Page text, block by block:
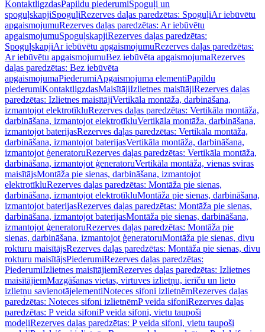
KontaktligzdasPapildu piederumiSpoguļi un
spoguļskapjiSpoguļiRezerves daļas paredzētas: SpoguļiAr iebūvētu
apgaismojumuRezerves daļas paredzētas: Ar iebūvētu
apgaismojumuSpoguļskapjiRezerves daļas paredzētas:
SpoguļskapjiAr iebūvētu apgaismojumuRezerves daļas paredzētas:
Ar iebūvētu apgaismojumuBez iebūvēta apgaismojumaRezerves
daļas paredzētas: Bez iebūvēta
apgaismojumaPiederumiApgaismojuma elementiPapildu
piederumiKontaktligzdasMaisītājiIzlietnes maisītājiRezerves daļas
paredzētas: Izlietnes maisītājiVertikāla montāža, darbināšana,
izmantojot elektrotīkluRezerves daļas paredzētas: Vertikāla montāža,
darbināšana, izmantojot elektrotīkluVertikāla montāža, darbināšana,
izmantojot baterijasRezerves daļas paredzētas: Vertikāla montāža,
darbināšana, izmantojot baterijasVertikāla montāža, darbināšana,
izmantojot ģeneratoruRezerves daļas paredzētas: Vertikāla montāža,
darbināšana, izmantojot ģeneratoruVertikāla montāža, vienas sviras
maisītājsMontāža pie sienas, darbināšana, izmantojot
elektrotīkluRezerves daļas paredzētas: Montāža pie sienas,
darbināšana, izmantojot elektrotīkluMontāža pie sienas, darbināšana,
izmantojot baterijasRezerves daļas paredzētas: Montāža pie sienas,
darbināšana, izmantojot baterijasMontāža pie sienas, darbināšana,
izmantojot ģeneratoruRezerves daļas paredzētas: Montāža pie
sienas, darbināšana, izmantojot ģeneratoruMontāža pie sienas, divu
rokturu maisītājsRezerves daļas paredzētas: Montāža pie sienas, divu
rokturu maisītājsPiederumiRezerves daļas paredzētas:
PiederumiIzlietnes maisītājiemRezerves daļas paredzētas: Izlietnes
maisītājiemMazgāšanas vietas, virtuves izlietņu, ierīču un lieto
izlietņu savienotājelementiNoteces sifoni izlietnēmRezerves daļas
paredzētas: Noteces sifoni izlietnēmP veida sifoniRezerves daļas
paredzētas: P veida sifoniP veida sifoni, vietu taupoši
modeļiRezerves daļas paredzētas: P veida sifoni, vietu taupoši